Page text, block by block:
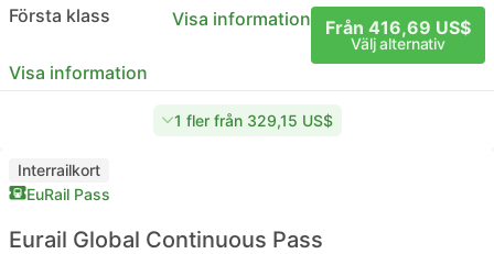
Första klass Visa information Från 416,69 US$
Välj alternativ
Visa information
1 fler från 329,15 US$
Interrailkort
EuRail Pass
Eurail Global Continuous Pass